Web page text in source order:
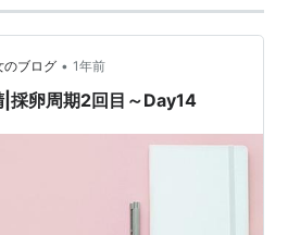
のブログ • 1年前
|採卵周期2回目～Day14